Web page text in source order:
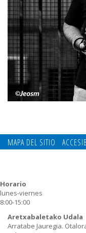
MAPA DEL SITIO
Aretxabaletako Udala
Arratabe Jauregia.
Horario
lunes-viernes
8:00-15:00